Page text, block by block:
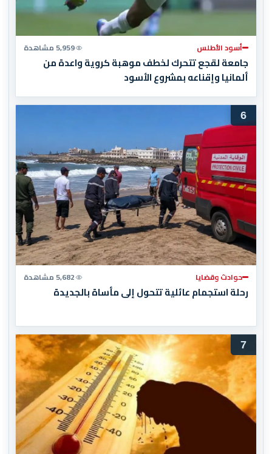
أسود الأطلس 5,959 مشاهدة
جامعة لقجع تتحرك لخطف موهبة كروية واعدة من
ألمانيا وإقناعه بمشروع الأسود
6
حوادث وقضايا 5,682 مشاهدة
رحلة استجمام عائلية تتحول إلى مأساة بالجديدة
7